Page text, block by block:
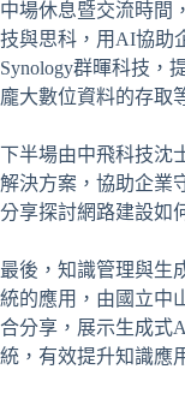
中場休息暨交流時間
技與思科，用AI協助
Synology群暉科技，
龐大數位資料的存取
下半場由中飛科技沈
解決方案，協助企業
分享探討網路建設如
最後，知識管理與生
統的應用，由國立中
合分享，展示生成式
統，有效提升知識應